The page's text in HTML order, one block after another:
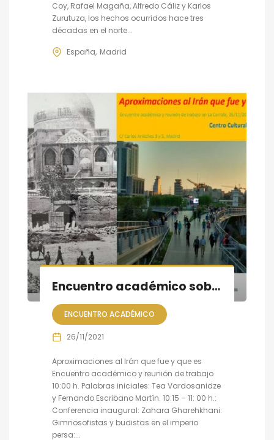
Coy, Rafael Magaña, Alfredo Cáliz y Karlos
Zurutuza, los hechos ocurridos hace tres
décadas en el norte...
España Madrid
Encuentro académico sobre Irán, que fue y que es
ENCUENTRO ACADÉMICO
26/11/2021
Aproximaciones al Irán que fue y que es
Encuentro académico y reunión de trabajo
10:00 h. Palabras iniciales: Tea Vardosanidze
y Fernando Escribano Martín. 10:15 – 11: 00 h.:
Conferencia inaugural: Zahara Gharehkhani:
Gimnosofistas y budistas en el imperio
persa:...